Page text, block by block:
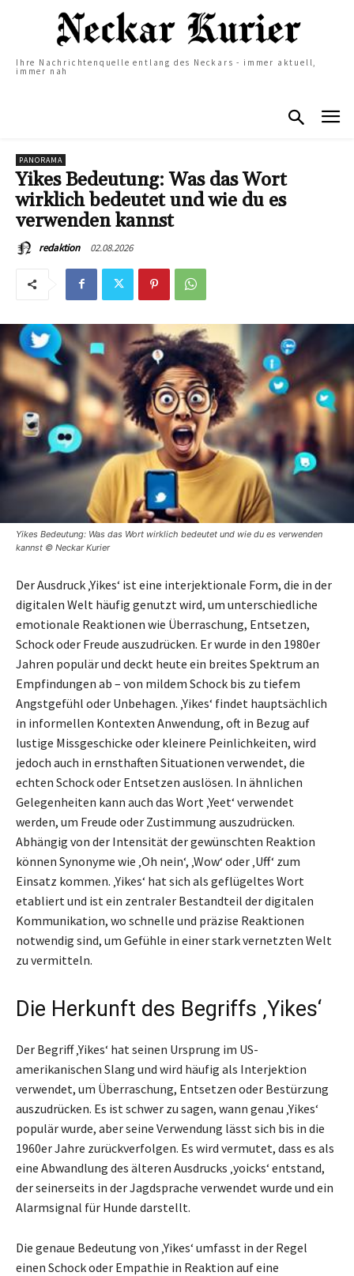
Ihre Nachrichtenquelle entlang des Neckars - immer aktuell,
immer nah
PANORAMA
Yikes Bedeutung: Was das Wort
wirklich bedeutet und wie du es
verwenden kannst
redaktion 02.08.2026
Yikes Bedeutung: Was das Wort wirklich bedeutet und wie du es verwenden
kannst © Neckar Kurier
Der Ausdruck ‚Yikes‘ ist eine interjektionale Form, die in der
digitalen Welt häufig genutzt wird, um unterschiedliche
emotionale Reaktionen wie Überraschung, Entsetzen,
Schock oder Freude auszudrücken. Er wurde in den 1980er
Jahren populär und deckt heute ein breites Spektrum an
Empfindungen ab – von mildem Schock bis zu tiefem
Angstgefühl oder Unbehagen. ‚Yikes‘ findet hauptsächlich
in informellen Kontexten Anwendung, oft in Bezug auf
lustige Missgeschicke oder kleinere Peinlichkeiten, wird
jedoch auch in ernsthaften Situationen verwendet, die
echten Schock oder Entsetzen auslösen. In ähnlichen
Gelegenheiten kann auch das Wort ‚Yeet‘ verwendet
werden, um Freude oder Zustimmung auszudrücken.
Abhängig von der Intensität der gewünschten Reaktion
können Synonyme wie ‚Oh nein‘, ‚Wow‘ oder ‚Uff‘ zum
Einsatz kommen. ‚Yikes‘ hat sich als geflügeltes Wort
etabliert und ist ein zentraler Bestandteil der digitalen
Kommunikation, wo schnelle und präzise Reaktionen
notwendig sind, um Gefühle in einer stark vernetzten Welt
zu vermitteln.
Die Herkunft des Begriffs ‚Yikes‘
Der Begriff ‚Yikes‘ hat seinen Ursprung im US-
amerikanischen Slang und wird häufig als Interjektion
verwendet, um Überraschung, Entsetzen oder Bestürzung
auszudrücken. Es ist schwer zu sagen, wann genau ‚Yikes‘
populär wurde, aber seine Verwendung lässt sich bis in die
1960er Jahre zurückverfolgen. Es wird vermutet, dass es als
eine Abwandlung des älteren Ausdrucks ‚yoicks‘ entstand,
der seinerseits in der Jagdsprache verwendet wurde und ein
Alarmsignal für Hunde darstellt.
Die genaue Bedeutung von ‚Yikes‘ umfasst in der Regel
einen Schock oder Empathie in Reaktion auf eine